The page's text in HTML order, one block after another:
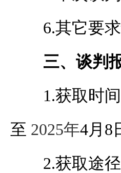
6.其它要
三、谈判
1.获取时间
至 2025年4月 8
2.获取途